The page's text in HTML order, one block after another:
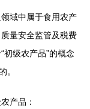
域中属于食用农产
量安全监管及税费
初级农产品”的概念
。
产品：